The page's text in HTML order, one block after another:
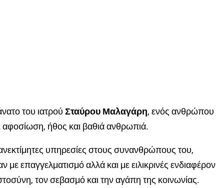
του ιατρού Σταύρου Μαλαγάρη, ενός ανθρώπου
αφοσίωση, ήθος και βαθιά ανθρωπιά.
υπηρεσίες στους συνανθρώπους του,
επαγγελματισμό αλλά και με ειλικρινές ενδιαφέρον
τον σεβασμό και την αγάπη της κοινωνίας.